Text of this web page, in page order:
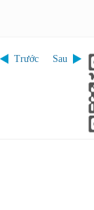
Trước Sau